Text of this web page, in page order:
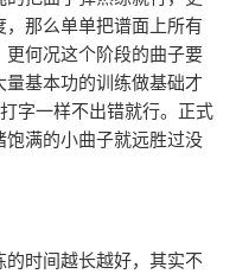
那么单单把谱面上所有
何况这个阶段的曲子要
基本功的训练做基础才
字一样不出错就行。正式
满的小曲子就远胜过没
时间越长越好，其实不